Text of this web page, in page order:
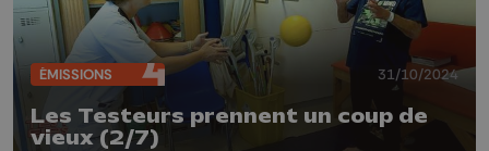
ÉMISSIONS 31/10/2024
Les Testeurs prennent un coup de
vieux (2/7)